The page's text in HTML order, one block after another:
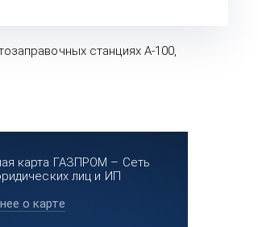
станциях А-100,
о карте